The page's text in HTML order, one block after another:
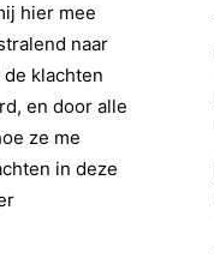
hier mee
naar
klachten
en door alle
ze me
in deze